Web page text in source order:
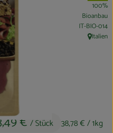
€ / Stück 38,78 €/ 1kg
100%
Bioanbau
,IT-BIO-014
,Italien